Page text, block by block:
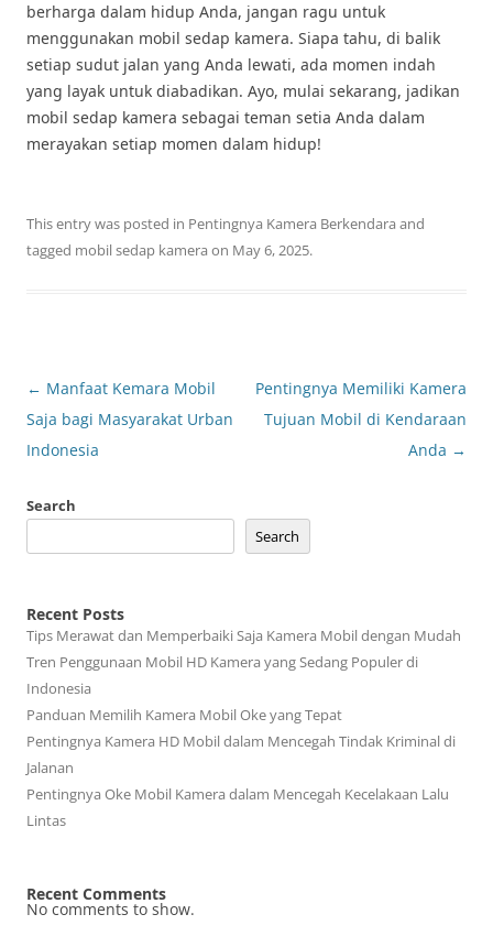
berharga dalam hidup Anda, jangan ragu untuk
menggunakan mobil sedap kamera. Siapa tahu, di balik
setiap sudut jalan yang Anda lewati, ada momen indah
yang layak untuk diabadikan. Ayo, mulai sekarang, jadikan
mobil sedap kamera sebagai teman setia Anda dalam
merayakan setiap momen dalam hidup!
This entry was posted in Pentingnya Kamera Berkendara and
tagged mobil sedap kamera on May 6, 2025.
Post
navigation
← Manfaat Kemara Mobil
Saja bagi Masyarakat Urban
Indonesia
Pentingnya Memiliki Kamera
Tujuan Mobil di Kendaraan
Anda →
Search
Search
Recent Posts
Tips Merawat dan Memperbaiki Saja Kamera Mobil dengan Mudah
Tren Penggunaan Mobil HD Kamera yang Sedang Populer di
Indonesia
Panduan Memilih Kamera Mobil Oke yang Tepat
Pentingnya Kamera HD Mobil dalam Mencegah Tindak Kriminal di
Jalanan
Pentingnya Oke Mobil Kamera dalam Mencegah Kecelakaan Lalu
Lintas
Recent Comments
No comments to show.